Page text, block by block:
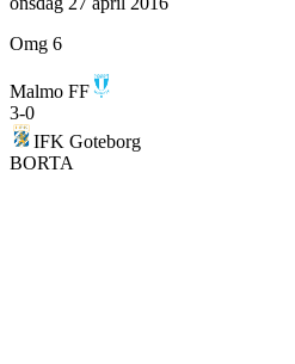
Omg 6
Malmo FF
3-0
IFK Goteborg
BORTA